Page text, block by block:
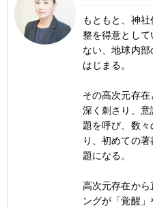
もともと、神
整を得意として
ない、地球内
はじまる。
その高次元存
深く刺さり、
題を呼び、数
り、初めての
題になる。
高次元存在から
ングが「覚醒